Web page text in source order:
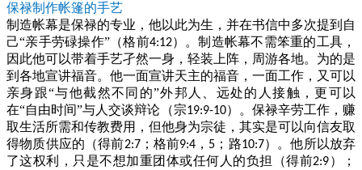
保禄制作帐篷的手艺
制造帐幕是保禄的专业，他以此为生，并在书信中多次提到自
己“亲手劳碌操作”（格前4:12）。制造帐幕不需笨重的工具，
因此他可以带着手艺孑然一身，轻装上阵，周游各地。为的是
到各地宣讲福音。他一面宣讲天主的福音，一面工作，又可以
亲身跟“与他截然不同的”外邦人、远处的人接触，更可以
在“自由时间”与人交谈辩论（宗19:9-10）。保禄辛劳工作，赚
取生活所需和传教费用，但他身为宗徒，其实是可以向信友取
得物质供应的（得前2:7；格前9:4 ， 5 ；路10:7）。他所以放弃
了这权利，只是不想加重团体或任何人的负担（得前2:9）；